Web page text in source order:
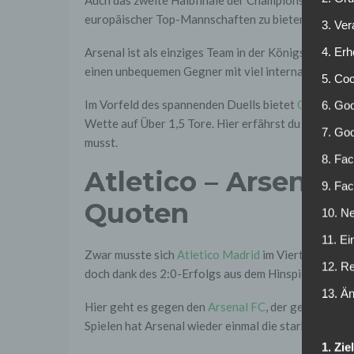
europäischer Top-Mannschaften zu bieten. Das
Arsenal ist als einziges Team in der Königsklasse
einen unbequemen Gegner mit viel internationaler
Im Vorfeld des spannenden Duells bietet ODDSET
Wette auf Über 1,5 Tore. Hier erfährst du alles,
musst.
Atletico – Arsenal
Quoten
Zwar musste sich Atletico Madrid im Viertelfinal-
doch dank des 2:0-Erfolgs aus dem Hinspiel
Hier geht es gegen den Arsenal FC, der gegen
Spielen hat Arsenal wieder einmal die starke
3.
4.
5.
6.
7.
8.
9.
10.
11.
12.
13.
1.